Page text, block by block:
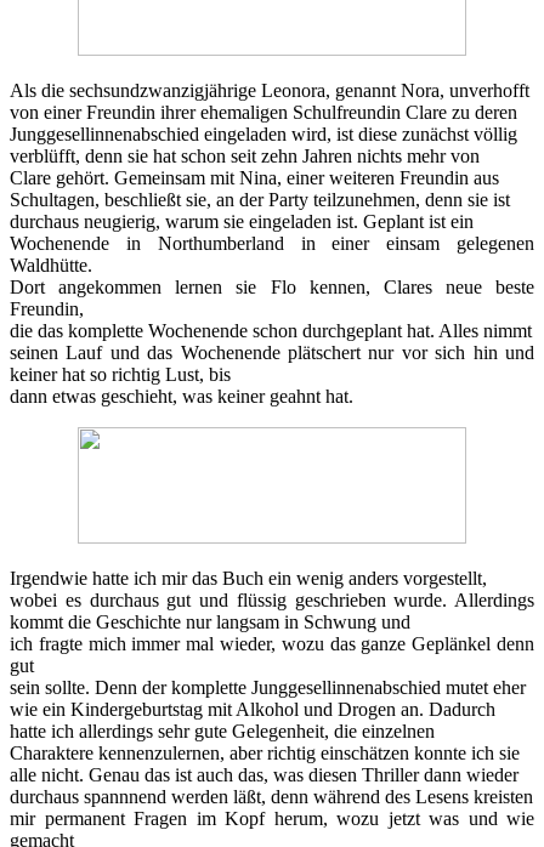
Als die sechsundzwanzigjährige Leonora, genannt Nora, unverhofft
von einer Freundin ihrer ehemaligen Schulfreundin Clare zu deren
Junggesellinnenabschied eingeladen wird, ist diese zunächst völlig
verblüfft, denn sie hat schon seit zehn Jahren nichts mehr von
Clare gehört. Gemeinsam mit Nina, einer weiteren Freundin aus
Schultagen, beschließt sie, an der Party teilzunehmen, denn sie ist
durchaus neugierig, warum sie eingeladen ist. Geplant ist ein
Wochenende in Northumberland in einer einsam gelegenen
Waldhütte.
Dort angekommen lernen sie Flo kennen, Clares neue beste
Freundin,
die das komplette Wochenende schon durchgeplant hat. Alles nimmt
seinen Lauf und das Wochenende plätschert nur vor sich hin und
keiner hat so richtig Lust, bis
dann etwas geschieht, was keiner geahnt hat.
Irgendwie hatte ich mir das Buch ein wenig anders vorgestellt,
wobei es durchaus gut und flüssig geschrieben wurde. Allerdings
kommt die Geschichte nur langsam in Schwung und
ich fragte mich immer mal wieder, wozu das ganze Geplänkel denn
gut
sein sollte. Denn der komplette Junggesellinnenabschied mutet eher
wie ein Kindergeburtstag mit Alkohol und Drogen an. Dadurch
hatte ich allerdings sehr gute Gelegenheit, die einzelnen
Charaktere kennenzulernen, aber richtig einschätzen konnte ich sie
alle nicht. Genau das ist auch das, was diesen Thriller dann wieder
durchaus spannnend werden läßt, denn während des Lesens kreisten
mir permanent Fragen im Kopf herum, wozu jetzt was und wie
gemacht